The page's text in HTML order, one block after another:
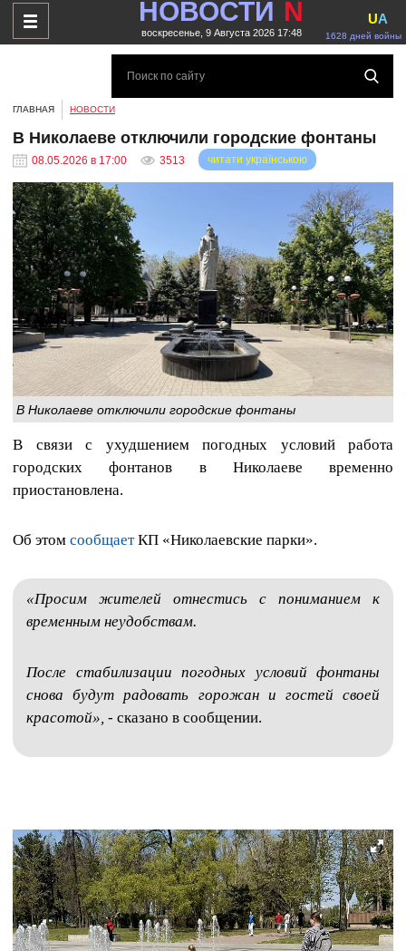
НОВОСТИ N
воскресенье, 9 Августа 2026 17:48 1628 дней войны
UA
ГЛАВНАЯ НОВОСТИ
В Николаеве отключили городские фонтаны
08.05.2026 в 17:00 3513 читати українською
В Николаеве отключили городские фонтаны
В связи с ухудшением погодных условий работа
городских фонтанов в Николаеве временно
приостановлена.
Об этом сообщаетКП «Николаевские парки».
«Просим жителей отнестись с пониманием к
временным неудобствам.
После стабилизации погодных условий фонтаны
снова будут радовать горожан и гостей своей
красотой», - сказано в сообщении.